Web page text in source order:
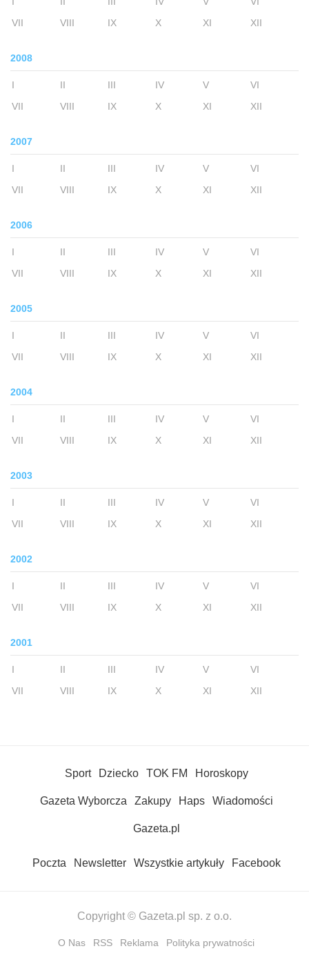
VII
VIII IX X XI XII
2008
I II III IV V
VI
VII
VIII IX X XI XII
2007
I II III IV V
VI
VII
VIII IX X XI XII
2006
I II III IV V
VI
VII
VIII IX X XI XII
2005
I II III IV V
VI
VII
VIII IX X XI XII
2004
I II III IV V
VI
VII
VIII IX X XI XII
2003
I II III IV V
VI
VII
VIII IX X XI XII
2002
I II III IV V
VI
VII
VIII IX X XI XII
2001
I II III IV V
VI
VII
VIII IX X XI XII
Sport Dziecko TOK FM Horoskopy
Gazeta Wyborcza Zakupy Haps Wiadomości
Gazeta.pl
Poczta Newsletter Wszystkie artykuły Facebook
Copyright © Gazeta.pl sp. z o.o.
O Nas RSS Reklama Polityka prywatności